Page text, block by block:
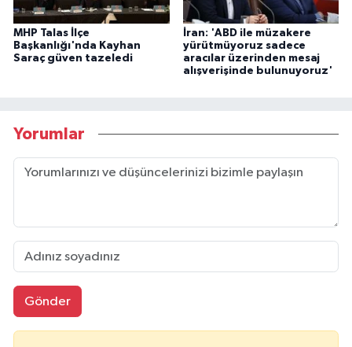
MHP Talas İlçe
Başkanlığı'nda Kayhan
Saraç güven tazeledi
İran: 'ABD ile müzakere
yürütmüyoruz sadece
aracılar üzerinden mesaj
alışverişinde bulunuyoruz'
Yorumlar
Gönder